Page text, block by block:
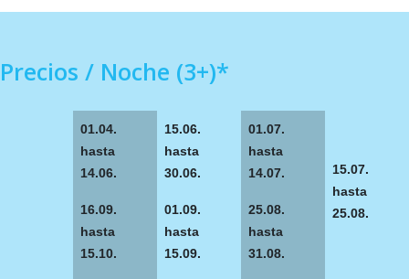
Precios / Noche (3+)*
01.04.
hasta
14.06.
16.09.
hasta
15.10.
15.06.
hasta
30.06.
01.09.
hasta
15.09.
01.07.
hasta
14.07.
25.08.
hasta
31.08.
15.07.
hasta
25.08.